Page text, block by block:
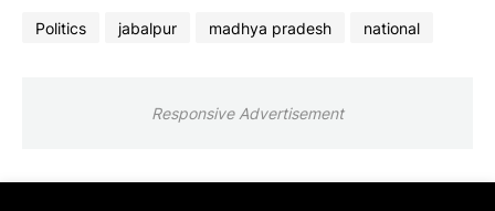
Politics jabalpur madhya pradesh national
Responsive Advertisement